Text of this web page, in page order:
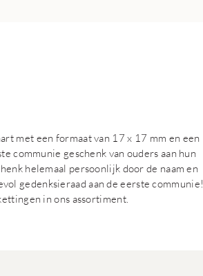
met een formaat van 17 x 17 mm en een
communie geschenk van ouders aan hun
helemaal persoonlijk door de naam en
gedenksieraad aan de eerste communie!
in ons assortiment.